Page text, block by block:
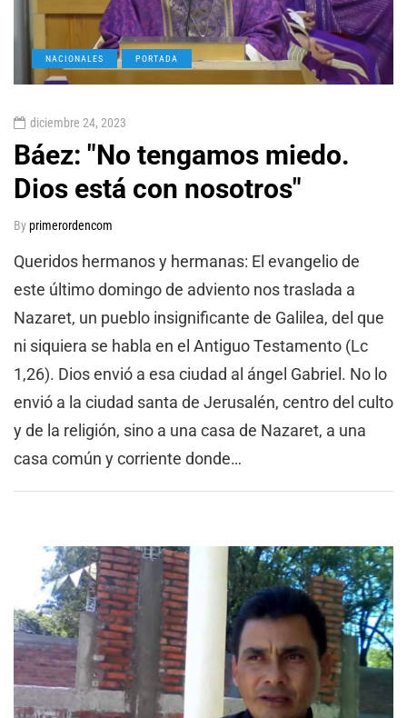
NACIONALES PORTADA
diciembre 24, 2023
Báez: "No tengamos miedo.
Dios está con nosotros"
Byprimerordencom
Queridos hermanos y hermanas: El evangelio de
este último domingo de adviento nos traslada a
Nazaret, un pueblo insignificante de Galilea, del que
ni siquiera se habla en el Antiguo Testamento (Lc
1,26). Dios envió a esa ciudad al ángel Gabriel. No lo
envió a la ciudad santa de Jerusalén, centro del culto
y de la religión, sino a una casa de Nazaret, a una
casa común y corriente donde…